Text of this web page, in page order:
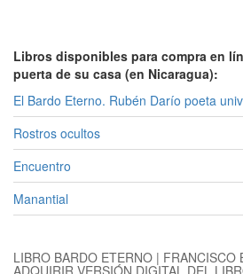
Libros disponibles para compra en
puerta de su casa (en Nicaragua):
El Bardo Eterno. Rubén Darío poeta
Rostros ocultos
Encuentro
Manantial
LIBRO BARDO ETERNO | FRANCISCO